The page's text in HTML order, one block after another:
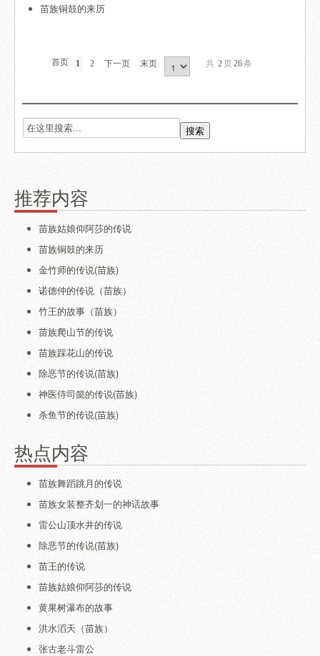
苗族铜鼓的来历
首页 1 2 下一页 末页 共 2页26条
推荐内容
苗族姑娘仰阿莎的传说
苗族铜鼓的来历
金竹师的传说(苗族)
诺德仲的传说（苗族）
竹王的故事（苗族）
苗族爬山节的传说
苗族踩花山的传说
除恶节的传说(苗族)
神医侍司懿的传说(苗族)
杀鱼节的传说(苗族)
热点内容
苗族舞蹈跳月的传说
苗族女装整齐划一的神话故事
雷公山顶水井的传说
除恶节的传说(苗族)
苗王的传说
苗族姑娘仰阿莎的传说
黄果树瀑布的故事
洪水滔天（苗族）
张古老斗雷公